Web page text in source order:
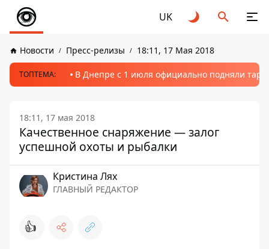
UK
Новости Пресс-релизы 18:11, 17 Мая 2018
ТОПТЕМА: В Днепре с 1 июля официально подняли
18:11, 17 мая 2018
Качественное снаряжение — залог
успешной охоты и рыбалки
Кристина Лях
ГЛАВНЫЙ РЕДАКТОР
👍